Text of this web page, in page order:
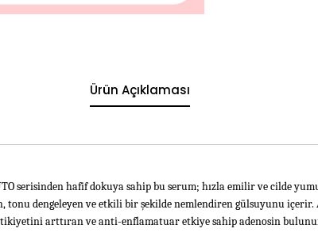
Ürün Açıklaması
serisinden hafif dokuya sahip bu serum; hızla emilir ve cilde
tonu dengeleyen ve etkili bir şekilde nemlendiren gülsuyunu
arttıran ve anti-enflamatuar etkiye sahip adenosin